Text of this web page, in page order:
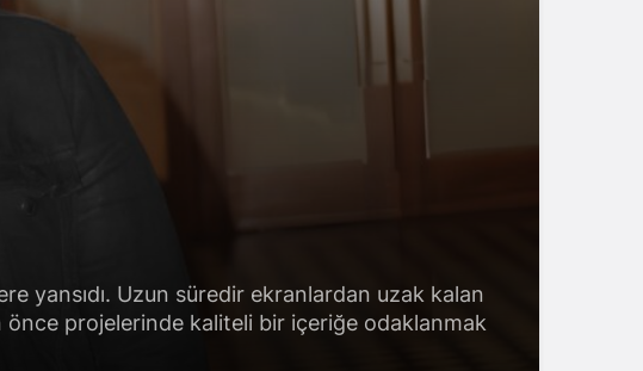
yansıdı. Uzun süredir ekranlardan uzak kalan
önce projelerinde kaliteli bir içeriğe odaklanmak